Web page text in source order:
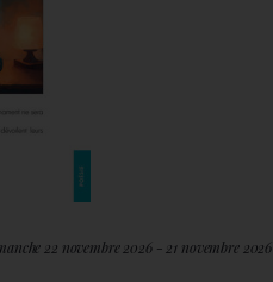
22 novembre 2026 - 21 novembre 2026